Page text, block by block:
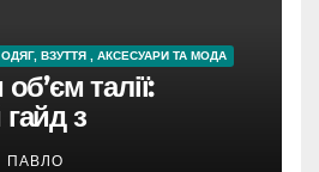
ОДЯГ, ВЗУТТЯ , АКСЕСУАРИ ТА МОДА
талії:
з
ПАВЛО